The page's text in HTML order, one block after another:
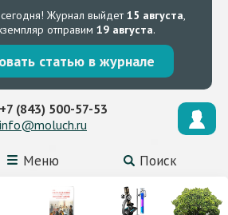
Журнал выйдет15 августа,
отправим 19 августа.
статью в журнале
Меню Поиск
+7 (843) 500-57-53
info@moluch.ru